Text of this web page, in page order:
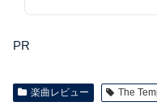
PR
楽曲レビュー The